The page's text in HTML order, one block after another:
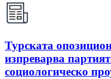
Турската
изпреварва
социологическо